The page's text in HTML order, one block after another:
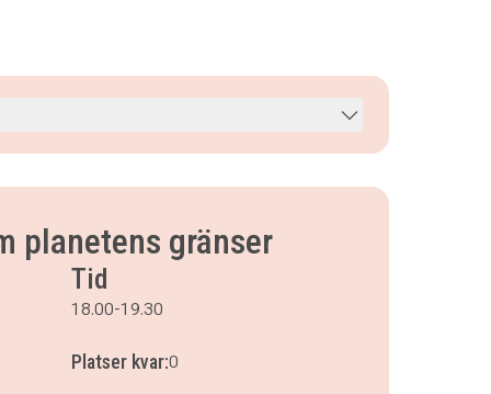
planetens gränser
Tid
18.00-19.30
Platser kvar:0